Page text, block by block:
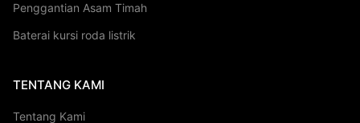
Penggantian Asam Timah
Baterai kursi roda listrik
TENTANG KAMI
Tentang Kami